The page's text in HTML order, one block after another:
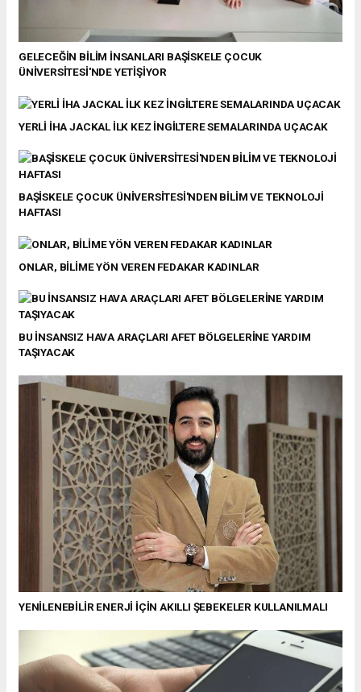
GELECEĞİN BİLİM İNSANLARI BAŞİSKELE ÇOCUK
ÜNİVERSİTESİ'NDE YETİŞİYOR
YERLİ İHA JACKAL İLK KEZ İNGİLTERE SEMALARINDA UÇACAK
BAŞİSKELE ÇOCUK ÜNİVERSİTESİ'NDEN BİLİM VE TEKNOLOJİ
HAFTASI
ONLAR, BİLİME YÖN VEREN FEDAKAR KADINLAR
BU İNSANSIZ HAVA ARAÇLARI AFET BÖLGELERİNE YARDIM
TAŞIYACAK
YENİLENEBİLİR ENERJİ İÇİN AKILLI ŞEBEKELER KULLANILMALI